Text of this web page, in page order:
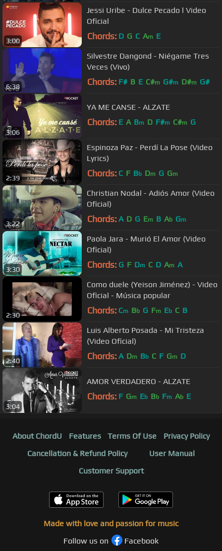
3:00
Jessi Uribe - Dulce Pecado l Video
Oficial
Chords: D G C Am E
6:38
Silvestre Dangond - Niégame Tres
Veces (Vivo)
Chords: F# B E C#m G#m D#m G#
3:06
YA ME CANSE - ALZATE
Chords: E A Bm D F#m C#m G
2:39
Espinoza Paz - Perdí La Pose (Video
Lyrics)
Chords: C F Bb Dm G Gm
3:22
Christian Nodal - Adiós Amor (Video
Oficial)
Chords: A D G Em B Ab Gm
3:30
Paola Jara - Murió El Amor (Video
Oficial)
Chords: G F Dm C D Am A
2:30
Como duele (Yeison Jiménez) - Video
Oficial - Música popular
Chords: Cm Bb G Fm Eb C B
2:40
Luis Alberto Posada - Mi Tristeza
(Video Oficial)
Chords: A Dm Bb C F Gm D
3:04
AMOR VERDADERO - ALZATE
Chords: F Gm Eb Bb Fm Ab E
About ChordU Features Terms Of Use
Privacy Policy
Cancellation & Refund Policy
User Manual
Customer Support
Made with love and passion for music
Follow us on
Facebook